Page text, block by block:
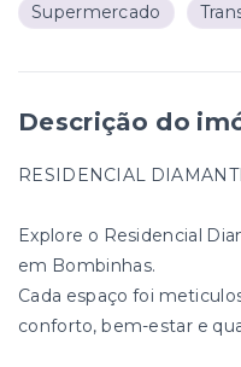
Supermercado
Descrição do
RESIDENCIAL
Explore o Residencial
em Bombinhas.
Cada espaço foi
conforto, bem-estar e